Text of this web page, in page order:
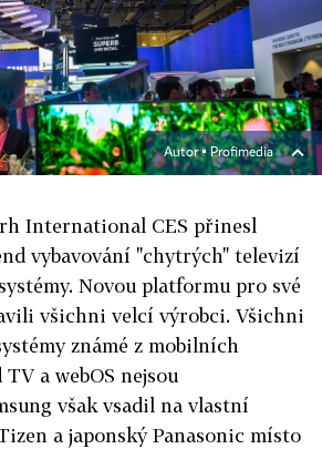
Autor ▪ Profimedia
International CES přinesl
vybavování "chytrých" televizí
Novou platformu pro své
všichni velcí výrobci. Všichni
známé z mobilních
a webOS nejsou
však vsadil na vlastní
a japonský Panasonic místo